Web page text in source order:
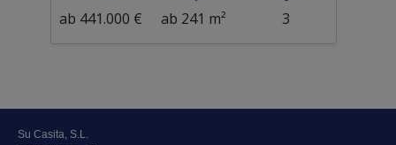
ab 441.000 € ab 241 m² 3
Su Casita, S.L.